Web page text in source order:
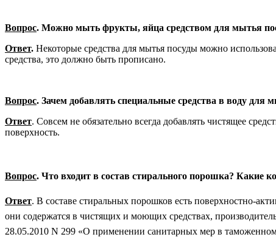
Вопрос. Можно мыть фрукты, яйца средством для мытья
Ответ. Некоторые средства для мытья посуды можно
средства, это должно быть прописано.
Вопрос. Зачем добавлять специальные средства в воду
Ответ. Совсем не обязательно всегда добавлять чистящее
поверхность.
Вопрос. Что входит в состав стирального порошка? Какие
Ответ. В составе стиральных порошков есть поверхностно-
они содержатся в чистящих и моющих средствах,
28.05.2010 N 299 «О применении санитарных мер в